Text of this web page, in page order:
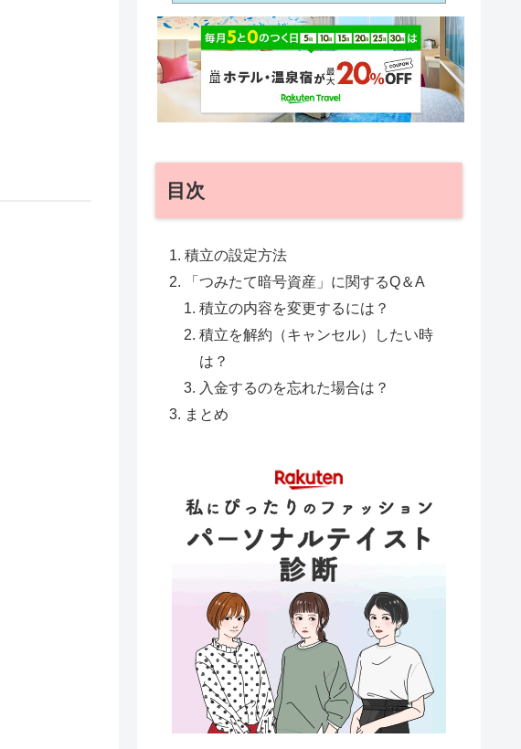
目次
積立の設定方法
「つみたて暗号資産」に関するQ＆A
積立の内容を変更するには？
積立を解約（キャンセル）したい時
は？
入金するのを忘れた場合は？
まとめ